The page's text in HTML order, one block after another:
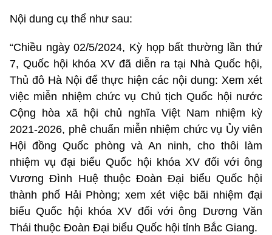
Nội dung cụ thể như sau:
“Chiều ngày 02/5/2024, Kỳ họp bất thường lần thứ
7, Quốc hội khóa XV đã diễn ra tại Nhà Quốc hội,
Thủ đô Hà Nội để thực hiện các nội dung: Xem xét
việc miễn nhiệm chức vụ Chủ tịch Quốc hội nước
Cộng hòa xã hội chủ nghĩa Việt Nam nhiệm kỳ
2021-2026, phê chuẩn miễn nhiệm chức vụ Ủy viên
Hội đồng Quốc phòng và An ninh, cho thôi làm
nhiệm vụ đại biểu Quốc hội khóa XV đối với ông
Vương Đình Huệ thuộc Đoàn Đại biểu Quốc hội
thành phố Hải Phòng; xem xét việc bãi nhiệm đại
biểu Quốc hội khóa XV đối với ông Dương Văn
Thái thuộc Đoàn Đại biểu Quốc hội tỉnh Bắc Giang.